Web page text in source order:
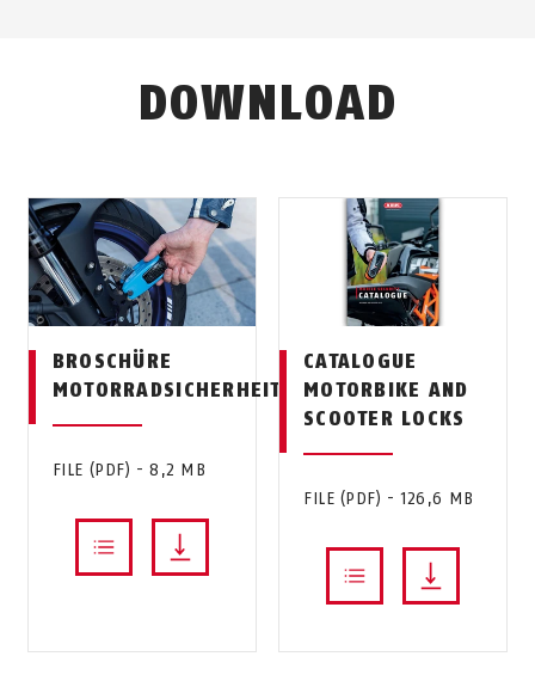
DOWNLOAD
BROSCHÜRE
MOTORRADSICHERHEIT
FILE (PDF) - 8,2 MB
CATALOGUE
MOTORBIKE AND
SCOOTER LOCKS
FILE (PDF) - 126,6 MB